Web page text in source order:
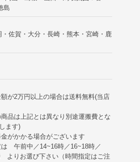
島
・佐賀・大分・長崎・熊本・宮崎・鹿
が2万円以上の場合は送料無料(当店
品は上記とは異なり別途運搬費とな
ます)
がかかる場合がございます
午前中／14~16時／16~18時／
よりお選び下さい（時間指定はご注